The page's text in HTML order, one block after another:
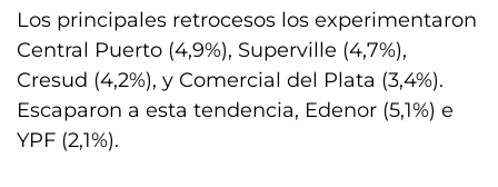
Los principales retrocesos los experimentaron
Central Puerto (4,9%), Superville (4,7%),
Cresud (4,2%), y Comercial del Plata (3,4%).
Escaparon a esta tendencia, Edenor (5,1%) e
YPF (2,1%).